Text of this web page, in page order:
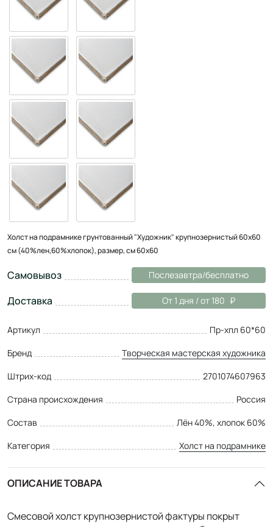
Холст на подрамнике грунтованный "Художник" крупнозернистый 60x60
см (40%лен,60%хлопок), размер, см 60x60
Самовывоз Послезавтра/бесплатно
Доставка От 1 дня / от 180
Артикул
Пр-хпл 60*60
Бренд
Творческая мастерская художника
Штрих-код
2701074607963
Страна происхождения
Россия
Состав
Лён 40%, хлопок 60%
Категория
Холст на подрамнике
ОПИСАНИЕ ТОВАРА
Смесовой холст крупнозернистой фактуры покрыт